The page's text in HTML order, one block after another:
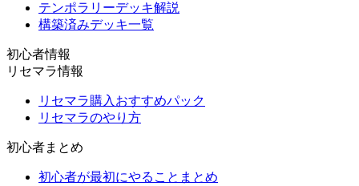
テンポラリーデッキ解説
構築済みデッキ一覧
初心者情報
リセマラ情報
リセマラ購入おすすめパック
リセマラのやり方
初心者まとめ
初心者が最初にやることまとめ